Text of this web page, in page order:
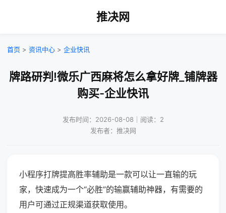
推决网
首页 > 资讯中心 > 企业快讯
牌路研判!微乐广西麻将怎么拿好牌_铺牌器
购买-企业快讯
发布时间：2026-08-08｜阅读：2
发布者：推决网
小程序打牌提高胜率辅助是一款可以让一直输的玩
家，快速成为一个“必胜”的输赢辅助神器，有需要的
用户可通过正规渠道获取使用。